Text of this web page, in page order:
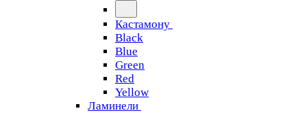
Кастамону
Black
Blue
Green
Red
Yellow
Ламинели